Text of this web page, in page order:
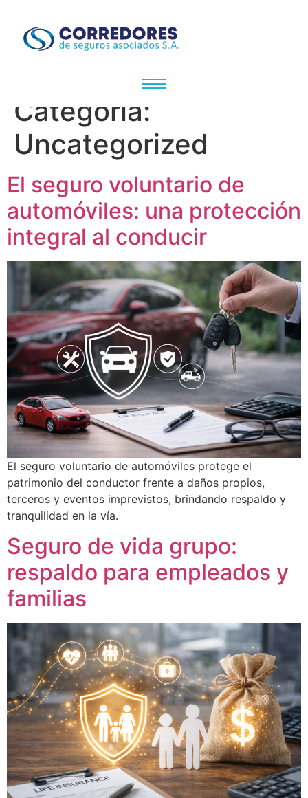
Categoría:
Uncategorized
El seguro voluntario de
automóviles: una protección
integral al conducir
El seguro voluntario de automóviles protege el
patrimonio del conductor frente a daños propios,
terceros y eventos imprevistos, brindando respaldo y
tranquilidad en la vía.
Seguro de vida grupo:
respaldo para empleados y
familias